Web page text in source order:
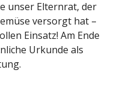
unser Elternrat, der
versorgt hat –
Einsatz! Am Ende
Urkunde als